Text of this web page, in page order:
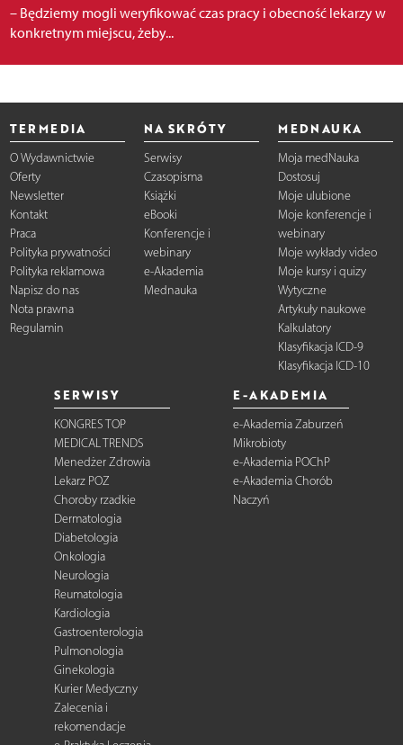
– Będziemy mogli weryfikować czas pracy i obecność lekarzy w
konkretnym miejscu, żeby...
TERMEDIA
O Wydawnictwie
Oferty
Newsletter
Kontakt
Praca
Polityka prywatności
Polityka reklamowa
Napisz do nas
Nota prawna
Regulamin
NA SKRÓTY
Serwisy
Czasopisma
Książki
eBooki
Konferencje i
webinary
e-Akademia
Mednauka
MEDNAUKA
Moja medNauka
Dostosuj
Moje ulubione
Moje konferencje i
webinary
Moje wykłady video
Moje kursy i quizy
Wytyczne
Artykuły naukowe
Kalkulatory
Klasyfikacja ICD-9
Klasyfikacja ICD-10
SERWISY
KONGRES TOP
MEDICAL TRENDS
Menedżer Zdrowia
Lekarz POZ
Choroby rzadkie
Dermatologia
Diabetologia
Onkologia
Neurologia
Reumatologia
Kardiologia
Gastroenterologia
Pulmonologia
Ginekologia
Kurier Medyczny
Zalecenia i
rekomendacje
E-AKADEMIA
e-Akademia Zaburzeń
Mikrobioty
e-Akademia POChP
e-Akademia Chorób
Naczyń